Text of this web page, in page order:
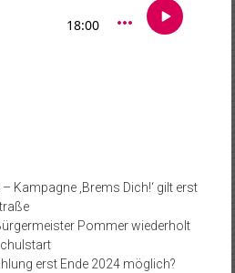
Kampagne ‚Brems Dich!‘ gilt erst
Pommer wiederholt
erst Ende 2024 möglich?